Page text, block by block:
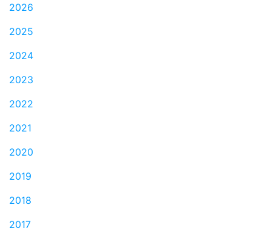
2026
2025
2024
2023
2022
2021
2020
2019
2018
2017